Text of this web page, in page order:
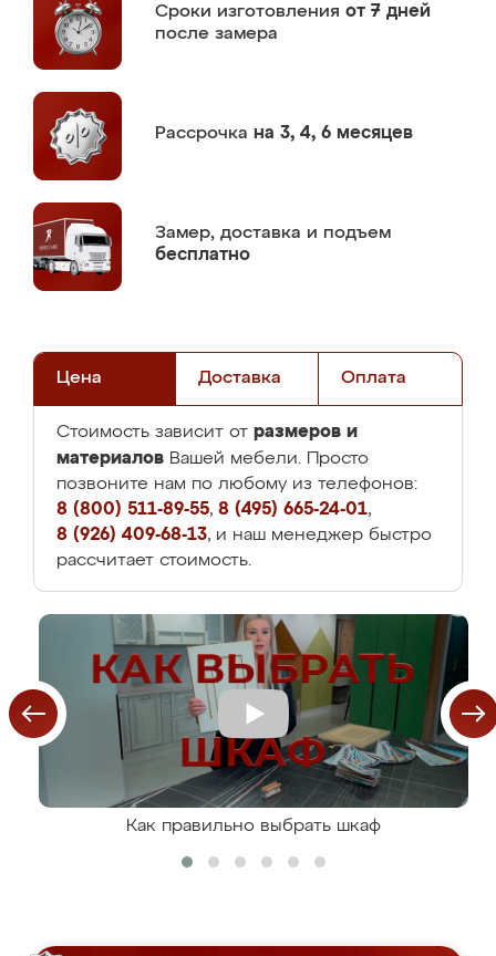
Сроки изготовления от 7 дней
после замера
Рассрочка на 3, 4, 6 месяцев
Замер, доставка и подъем
бесплатно
Цена Доставка Оплата
Стоимость зависит от размеров и
материалов Вашей мебели. Просто
позвоните нам по любому из телефонов:
8 (800) 511-89-55, 8 (495) 665-24-01,
8 (926) 409-68-13, и наш менеджер быстро
рассчитает стоимость.
Как правильно выбрать шкаф